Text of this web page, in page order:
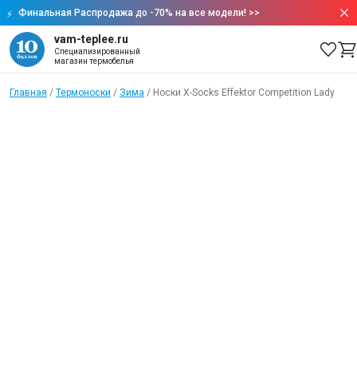
Финальная Распродажа до -70% на все модели! >>
vam-teplee.ru
Специализированный
магазин термобелья
Главная / Термоноски / Зима / Носки X-Socks Effektor Competition Lady